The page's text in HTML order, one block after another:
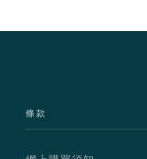
條款